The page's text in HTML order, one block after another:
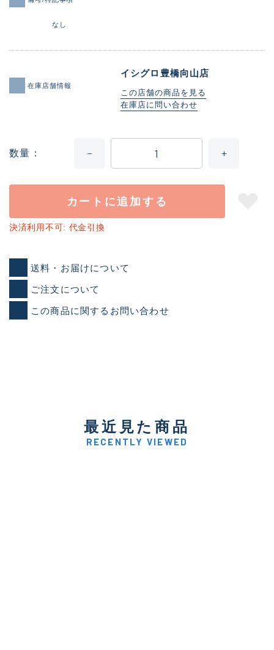
なし
在庫店舗情報
イシグロ豊橋向山店
この店舗の商品を見る
在庫店に問い合わせ
数量
カートに追加する
決済利用不可: 代金引換
送料・お届けについて
ご注文について
この商品に関するお問い合わせ
最近見た商品
RECENTLY VIEWED